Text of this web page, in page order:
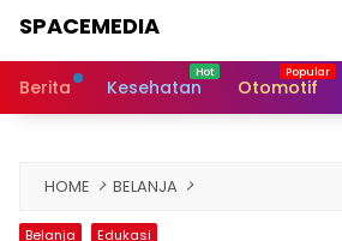
SPACEMEDIA
Berita Kesehatan Otomotif
HOME BELANJA
Belanja Edukasi